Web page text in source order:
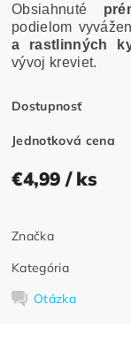
Obsiahnuté
podielom
a rastlinných
vývoj kreviet.
Dostupnosť
Jednotková cena
€4,99/ ks
Značka
Kategória
Otázka